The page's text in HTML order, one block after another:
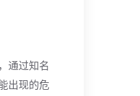
通过知名
出现的危